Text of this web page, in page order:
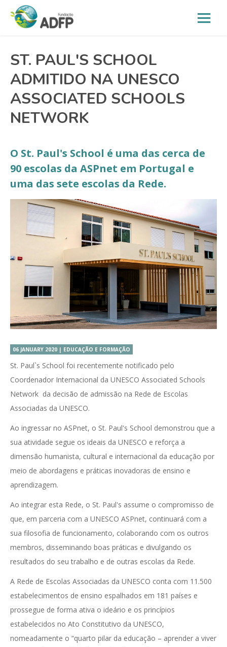
ST. PAUL'S SCHOOL
ADMITIDO NA UNESCO
ASSOCIATED SCHOOLS
NETWORK
O St. Paul's School é uma das cerca de
90 escolas da ASPnet em Portugal e
uma das sete escolas da Rede.
06 JANUARY 2020 | EDUCAÇÃO E FORMAÇÃO
St. Paul`s School foi recentemente notificado pelo
Coordenador Internacional da UNESCO Associated Schools
Network da decisão de admissão na Rede de Escolas
Associadas da UNESCO.
Ao ingressar no ASPnet, o St. Paul's School demonstrou que a
sua atividade segue os ideais da UNESCO e reforça a
dimensão humanista, cultural e internacional da educação por
meio de abordagens e práticas inovadoras de ensino e
aprendizagem.
Ao integrar esta Rede, o St. Paul's assume o compromisso de
que, em parceria com a UNESCO ASPnet, continuará com a
sua filosofia de funcionamento, colaborando com os outros
membros, disseminando boas práticas e divulgando os
resultados do seu trabalho e de outras escolas da Rede.
A Rede de Escolas Associadas da UNESCO conta com 11.500
estabelecimentos de ensino espalhados em 181 países e
prossegue de forma ativa o ideário e os princípios
estabelecidos no Ato Constitutivo da UNESCO,
nomeadamente o “quarto pilar da educação – aprender a viver